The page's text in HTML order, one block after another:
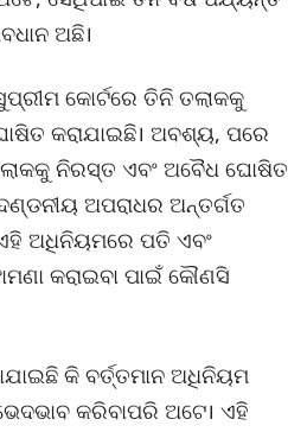
ଅଛି।
କୋର୍ଟରେ ତିନି ତଲାକକୁ
କରାଯାଇଛି। ଅବଶ୍ୟ, ପରେ
ନିରସ୍ତ ଏବଂ ଅବୈଧ ଘୋଷିତ
ଅପରାଧର ଅନ୍ତର୍ଗତ
ଅଧିନିୟମରେ ପତି ଏବଂ
କରାଇବା ପାଇଁ କୌଣସି
କି ବର୍ତ୍ତମାନ ଅଧିନିୟମ
କରିବାପରି ଅଟେ। ଏହି